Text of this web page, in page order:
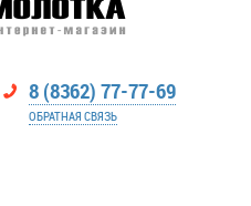
8 (8362) 77-77-69
ОБРАТНАЯ СВЯЗЬ